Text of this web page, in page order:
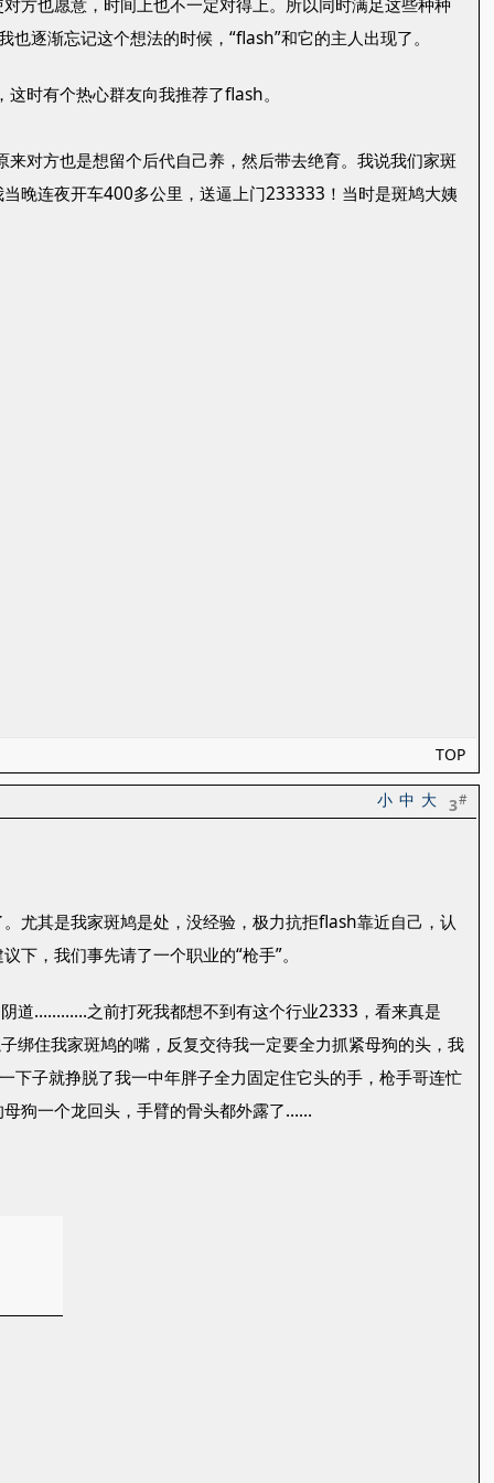
方也愿意，时间上也不一定对得上。所以同时满足这些种种
逐渐忘记这个想法的时候，“flash”和它的主人出现了。
时有个热心群友向我推荐了flash。
对方也是想留个后代自己养，然后带去绝育。我说我们家斑
晚连夜开车400多公里，送逼上门233333！当时是斑鸠大姨
TOP
3#
大
中
小
尤其是我家斑鸠是处，没经验，极力抗拒flash靠近自己，认
，我们事先请了一个职业的“枪手”。
阴道…………之前打死我都想不到有这个行业2333，看来真是
绑住我家斑鸠的嘴，反复交待我一定要全力抓紧母狗的头，我
子就挣脱了我一中年胖子全力固定住它头的手，枪手哥连忙
狗一个龙回头，手臂的骨头都外露了……